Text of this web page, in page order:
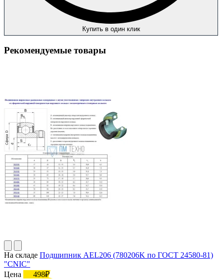
Купить в один клик
Рекомендуемые товары
На складе Подшипник AEL206 (780206K по ГОСТ 24580-81)
"CNIC"
Цена
498₽